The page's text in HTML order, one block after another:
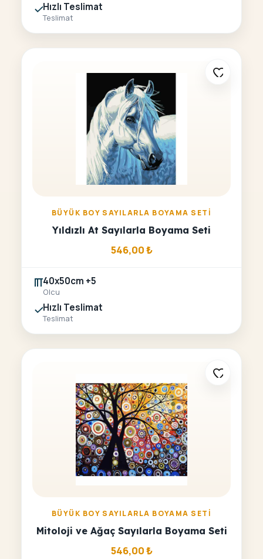
Hızlı Teslimat
Teslimat
BÜYÜK BOY SAYILARLA BOYAMA SETI
Yıldızlı At Sayılarla Boyama Seti
546,00₺
40x50cm +5
Olcu
Hızlı Teslimat
Teslimat
BÜYÜK BOY SAYILARLA BOYAMA SETI
Mitoloji ve Ağaç Sayılarla Boyama Seti
546,00₺